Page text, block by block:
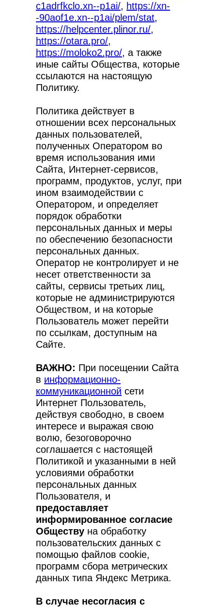
c1adrfkclo.xn--p1ai/, https://xn-
-90aof1e.xn--p1ai/plem/stat,
https://helpcenter.plinor.ru/,
https://otara.pro/,
https://moloko2.pro/, а также
иные сайты Общества, которые
ссылаются на настоящую
Политику.
Политика действует в
отношении всех персональных
данных пользователей,
полученных Оператором во
время использования ими
Сайта, Интернет-сервисов,
программ, продуктов, услуг, при
ином взаимодействии с
Оператором, и определяет
порядок обработки
персональных данных и меры
по обеспечению безопасности
персональных данных.
Оператор не контролирует и не
несет ответственности за
сайты, сервисы третьих лиц,
которые не администрируются
Обществом, и на которые
Пользователь может перейти
по ссылкам, доступным на
Сайте.
ВАЖНО: При посещении Сайта
в информационно-
коммуникационной сети
Интернет Пользователь,
действуя свободно, в своем
интересе и выражая свою
волю, безоговорочно
соглашается с настоящей
Политикой и указанными в ней
условиями обработки
персональных данных
Пользователя, и
предоставляет
информированное согласие
Обществу на обработку
пользовательских данных с
помощью файлов cookie,
программ сбора метрических
данных типа Яндекс Метрика.
В случае несогласия с